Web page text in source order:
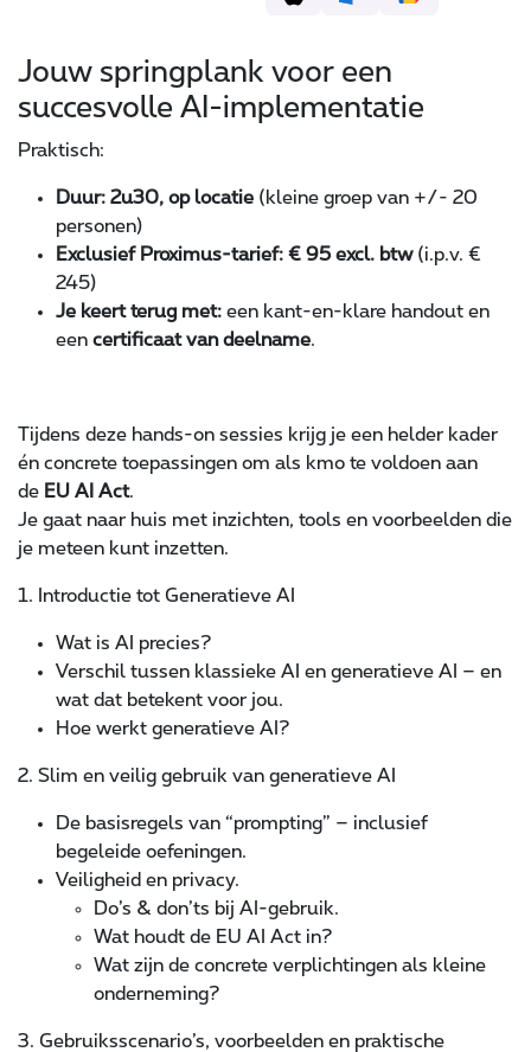
Jouw springplank voor een
succesvolle AI-implementatie
Praktisch:
Duur: 2u30, op locatie (kleine groep van +/- 20
personen)
Exclusief Proximus-tarief: € 95 excl. btw(i.p.v. €
245)
Je keert terug met: een kant-en-klare handout en
een certificaat van deelname.
Tijdens deze hands-on sessies krijg je een helder kader
én concrete toepassingen om als kmo te voldoen aan
de EU AI Act.
Je gaat naar huis met inzichten, tools en voorbeelden die
je meteen kunt inzetten.
1. Introductie tot Generatieve AI
Wat is AI precies?
Verschil tussen klassieke AI en generatieve AI – en
wat dat betekent voor jou.
Hoe werkt generatieve AI?
2. Slim en veilig gebruik van generatieve AI
De basisregels van “prompting” – inclusief
begeleide oefeningen.
Veiligheid en privacy.
Do’s & don’ts bij AI-gebruik.
Wat houdt de EU AI Act in?
Wat zijn de concrete verplichtingen als kleine
onderneming?
3. Gebruiksscenario’s, voorbeelden en praktische